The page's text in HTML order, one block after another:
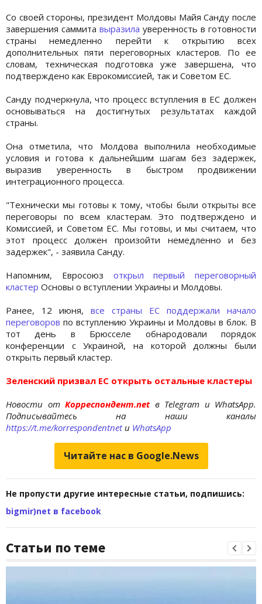
Со своей стороны, президент Молдовы Майя Санду после
завершения саммита выразила уверенность в готовности
страны немедленно перейти к открытию всех
дополнительных пяти переговорных кластеров. По ее
словам, техническая подготовка уже завершена, что
подтверждено как Еврокомиссией, так и Советом ЕС.
Санду подчеркнула, что процесс вступления в ЕС должен
основываться на достигнутых результатах каждой
страны.
Она отметила, что Молдова выполнила необходимые
условия и готова к дальнейшим шагам без задержек,
выразив уверенность в быстром продвижении
интеграционного процесса.
"Технически мы готовы к тому, чтобы были открыты все
переговоры по всем кластерам. Это подтверждено и
Комиссией, и Советом ЕС. Мы готовы, и мы считаем, что
этот процесс должен произойти немедленно и без
задержек", - заявила Санду.
Напомним, Евросоюз открыл первый переговорный
кластер Основы о вступлении Украины и Молдовы.
Ранее, 12 июня, все страны ЕС поддержали начало
переговоров по вступлению Украины и Молдовы в блок. В
тот день в Брюсселе обнародовали порядок
конференции с Украиной, на которой должны были
открыть первый кластер.
Зеленский призвал ЕС открыть остальные кластеры
Новости отКорреспондент.net в Telegram и WhatsApp.
Подписывайтесь на наши каналы
https://t.me/korrespondentnetи WhatsApp
Читайте нас в Google.News
Не пропусти другие интересные статьи, подпишись:
bigmir)net в facebook
Статьи по теме